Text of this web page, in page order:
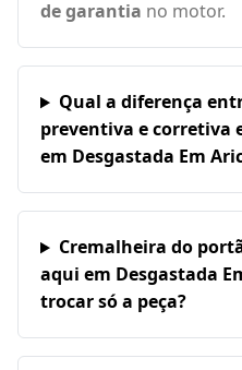
de garantia no motor.
Qual a diferença
preventiva e corretiva
em Desgastada Em
Cremalheira do
aqui em Desgastada
trocar só a peça?